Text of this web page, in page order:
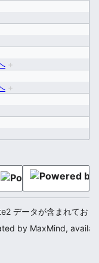
+
+
データが含まれてお
by MaxMind,